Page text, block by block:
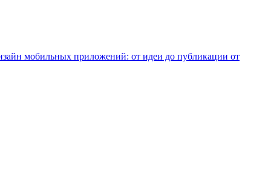
мобильных приложений: от идеи до публикации от